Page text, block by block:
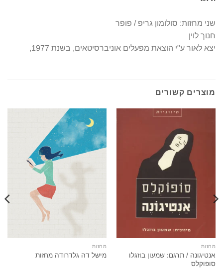
שני מחזות: סולומון גריפ / פופר
חנוך לוין
יצא לאור ע"י הוצאת מפעלים אוניברסיטאים, בשנת 1977,
מוצרים קשורים
מחזות
אנטיגונה / תרגם: שמעון בוזגלו
סופוקלס
מחזות
מישל דה גלדרודה מחזות